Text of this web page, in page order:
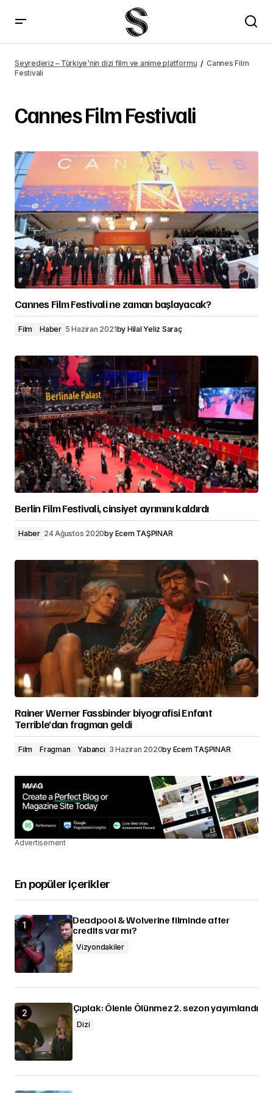
Seyrederiz – Türkiye'nin dizi film ve anime platformu
Cannes Film
Festivali
Cannes Film Festivali
Cannes Film Festivali ne zaman başlayacak?
Film Haber 5 Haziran 2021by Hilal Yeliz Saraç
Berlin Film Festivali, cinsiyet ayrımını kaldırdı
Haber 24 Ağustos 2020by Ecem TAŞPINAR
Rainer Werner Fassbinder biyografisi Enfant
Terrible’dan fragman geldi
Film Fragman Yabancı 3 Haziran 2020by Ecem TAŞPINAR
Advertisement
En popüler içerikler
Deadpool & Wolverine filminde after
credits var mı?
Vizyondakiler
Çıplak: Ölenle Ölünmez 2. sezon yayımlandı
Dizi